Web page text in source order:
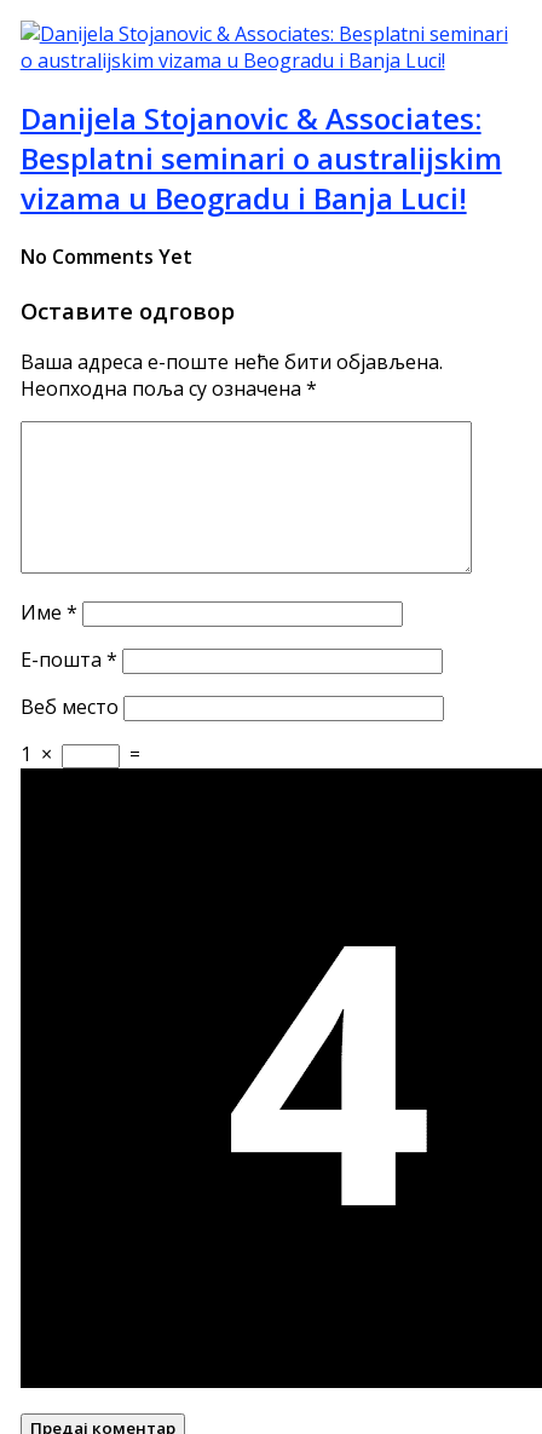
Danijela Stojanovic & Associates:
Besplatni seminari o australijskim
vizama u Beogradu i Banja Luci!
No Comments Yet
Оставите одговор
Ваша адреса е-поште неће бити објављена.
Неопходна поља су означена *
Име *
Е-пошта *
Веб место
1 × =